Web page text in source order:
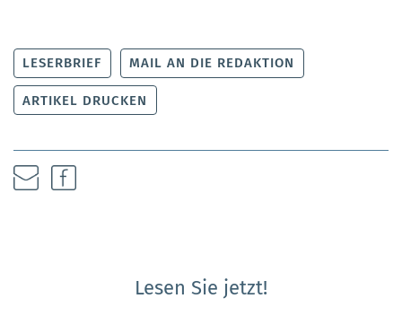
LESERBRIEF MAIL AN DIE REDAKTION
ARTIKEL DRUCKEN
Lesen Sie jetzt!